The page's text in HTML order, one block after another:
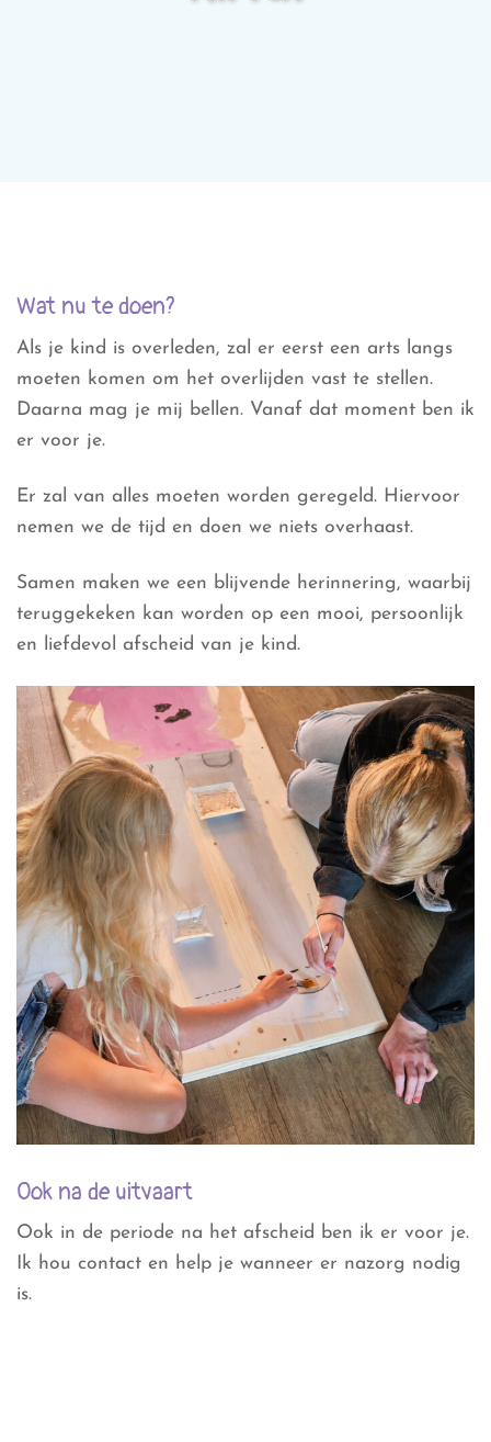
Wat nu te doen?
Als je kind is overleden, zal er eerst een arts langs
moeten komen om het overlijden vast te stellen.
Daarna mag je mij bellen. Vanaf dat moment ben ik
er voor je.
Er zal van alles moeten worden geregeld. Hiervoor
nemen we de tijd en doen we niets overhaast.
Samen maken we een blijvende herinnering, waarbij
teruggekeken kan worden op een mooi, persoonlijk
en liefdevol afscheid van je kind.
Ook na de uitvaart
Ook in de periode na het afscheid ben ik er voor je.
Ik hou contact en help je wanneer er nazorg nodig
is.